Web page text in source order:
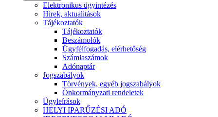
Elektronikus ügyintézés
Hírek, aktualitások
Tájékoztatók
Tájékoztatók
Beszámolók
Ügyfélfogadás, elérhetőség
Számlaszámok
Adónaptár
Jogszabályok
Törvények, egyéb jogszabályok
Önkormányzati rendeletek
Ügyleírások
HELYI IPARŰZÉSI ADÓ